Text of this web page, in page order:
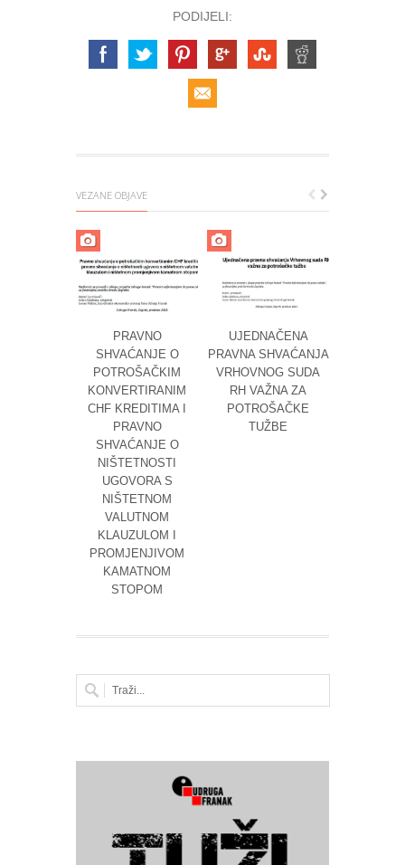
PODIJELI:
VEZANE OBJAVE
PRAVNO
SHVAĆANJE O
POTROŠAČKIM
KONVERTIRANIM
CHF KREDITIMA I
PRAVNO
SHVAĆANJE O
NIŠTETNOSTI
UGOVORA S
NIŠTETNOM
VALUTNOM
KLAUZULOM I
PROMJENJIVOM
KAMATNOM
STOPOM
UJEDNAČENA
PRAVNA SHVAĆANJA
VRHOVNOG SUDA
RH VAŽNA ZA
POTROŠAČKE
TUŽBE